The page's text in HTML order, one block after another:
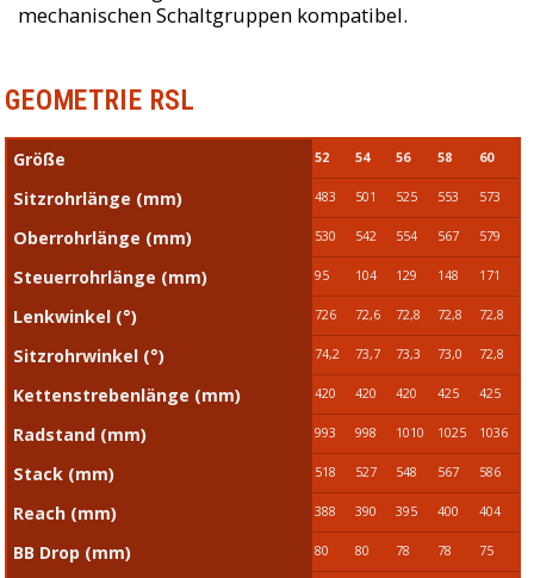
mechanischen Schaltgruppen kompatibel.
GEOMETRIE RSL
Größe 52 54 56 58 60
Sitzrohrlänge (mm) 483 501 525 553 573
Oberrohrlänge (mm) 530 542 554 567 579
Steuerrohrlänge (mm) 95 104 129 148 171
Lenkwinkel (°) 726 72,6 72,8 72,8 72,8
Sitzrohrwinkel (°) 74,2 73,7 73,3 73,0 72,8
Kettenstrebenlänge (mm) 420 420 420 425 425
Radstand (mm) 993 998 1010 1025 1036
Stack (mm) 518 527 548 567 586
Reach (mm) 388 390 395 400 404
BB Drop (mm) 80 80 78 78 75